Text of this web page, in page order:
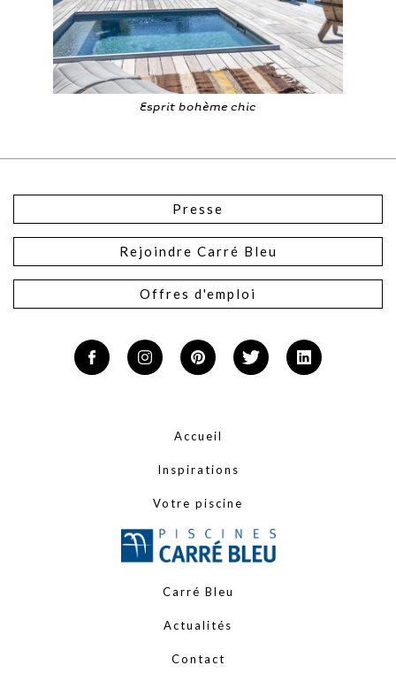
Esprit bohème chic
Presse
Rejoindre Carré Bleu
Offres d'emploi
Accueil
Inspirations
Votre piscine
Carré Bleu
Actualités
Contact